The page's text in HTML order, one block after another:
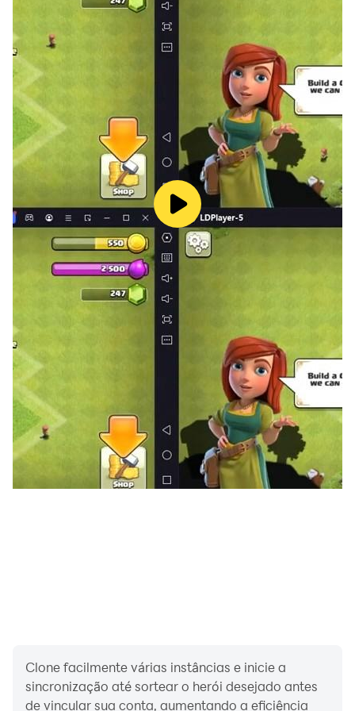
um castelo inflável e tocando instrumentos musicais
fofos! Ah, e fique de olho nas caixas mágicas, elas
estão cheias de surpresas e mal podem esperar para
serem abertas!
🍬 CURTA OS MINIJOGOS
Mergulhe num mundo superdivertido de jogos fofos!
Pule de biscoito em biscoito para pegar moedas! Faça
seu animal voar e nadar! Encontre e desbloqueie todos
os bichinhos virtuais escondidos! Fluvsies fofos
querem jogar esses e vários outros jogos com você,
então choque os ovos e divirta-se com todos os
animais!
🎀 VISITE SALÕES DE MODA
Seu bichinho virtual quer ficar elegante! Descubra uma
incrível coleção de itens da moda e acessórios fofos
para animais que transformarão seus Fluvsies em
verdadeiros bichinhos fashionistas. Mas calma, tem
mais! Você também pode soltar a criatividade com
designs adoráveis de pintura de rosto de animais!
🎡 DESCUBRA NOVAS ÁREAS
O mundo mágico e fofo dos Fluvsies está cheio de
TutoClub. Esta assinatura oferece uma ampla
variedade de jogos com atualizações regulares,
conteúdo exclusivo para membros, compras no
Clone facilmente várias instâncias e inicie a
sincronização até sortear o herói desejado antes
de vincular sua conta, aumentando a eficiência